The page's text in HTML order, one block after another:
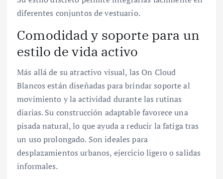
diferentes conjuntos de vestuario.
Comodidad y soporte para un
estilo de vida activo
Más allá de su atractivo visual, las On Cloud
Blancos están diseñadas para brindar soporte al
movimiento y la actividad durante las rutinas
diarias. Su construcción adaptable favorece una
pisada natural, lo que ayuda a reducir la fatiga tras
un uso prolongado. Son ideales para
desplazamientos urbanos, ejercicio ligero o salidas
informales.